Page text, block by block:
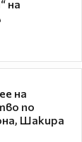
на
на
по
Шакира